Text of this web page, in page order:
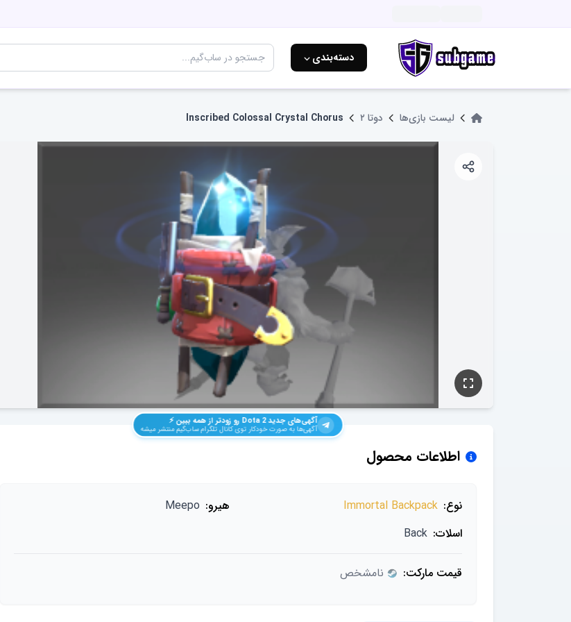
دسته‌بندی ⌵
لیست بازی‌ها دوتا ۲ Inscribed Colossal Crystal Chorus
آگهی‌های جدیدDota 2 رو زودتر از همه ببین ⚡️
آگهی‌ها به صورت خودکار توی کانال تلگرام ساب‌گیم منتشر میشه
اطلاعات محصول
نوع: Immortal Backpack هیرو: Meepo
اسلات: Back
قیمت مارکت: نامشخص